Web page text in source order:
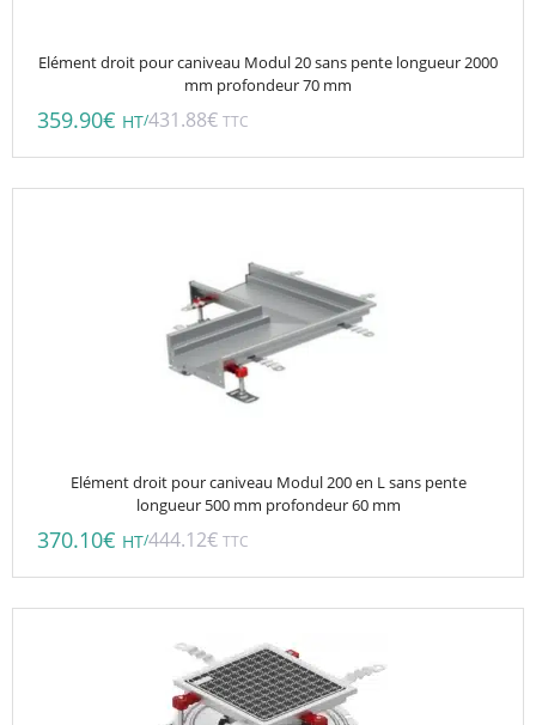
Elément droit pour caniveau Modul 20 sans pente longueur 2000
mm profondeur 70 mm
359.90€ HT/431.88€ TTC
Elément droit pour caniveau Modul 200 en L sans pente
longueur 500 mm profondeur 60 mm
370.10€ HT/444.12€ TTC